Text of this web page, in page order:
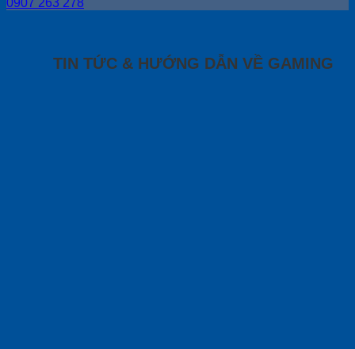
0907 263 278
TIN TỨC & HƯỚNG DẪN VỀ GAMING